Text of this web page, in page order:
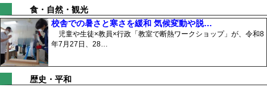
食・自然・観光
校舎での暑さと寒さを緩和 気候変動や脱…
児童や生徒×教員×行政「教室で断熱ワークショップ」が、令和8
年7月27日、28…
歴史・平和